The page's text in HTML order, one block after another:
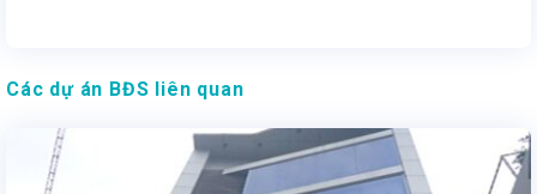
Các dự án BĐS liên quan